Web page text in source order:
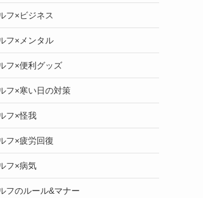
フ×ビジネス
フ×メンタル
フ×便利グッズ
フ×寒い日の対策
フ×怪我
フ×疲労回復
フ×病気
フのルール&マナー